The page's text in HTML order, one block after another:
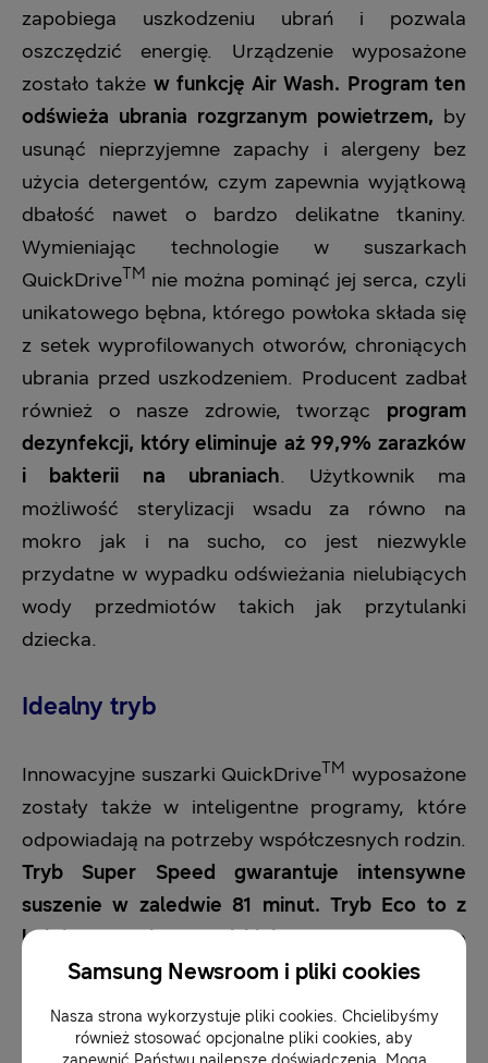
zapobiega uszkodzeniu ubrań i pozwala
oszczędzić energię. Urządzenie wyposażone
zostało także w funkcję Air Wash. Program ten
odświeża ubrania rozgrzanym powietrzem, by
usunąć nieprzyjemne zapachy i alergeny bez
użycia detergentów, czym zapewnia wyjątkową
dbałość nawet o bardzo delikatne tkaniny.
Wymieniając technologie w suszarkach
QuickDriveTM nie można pominąć jej serca, czyli
unikatowego bębna, którego powłoka składa się
z setek wyproﬁlowanych otworów, chroniących
ubrania przed uszkodzeniem. Producent zadbał
również o nasze zdrowie, tworząc program
dezynfekcji, który eliminuje aż 99,9% zarazków
i bakterii na ubraniach. Użytkownik ma
możliwość sterylizacji wsadu za równo na
mokro jak i na sucho, co jest niezwykle
przydatne w wypadku odświeżania nielubiących
wody przedmiotów takich jak przytulanki
dziecka.
Idealny tryb
Innowacyjne suszarki QuickDriveTM wyposażone
zostały także w inteligentne programy, które
odpowiadają na potrzeby współczesnych rodzin.
Tryb Super Speed gwarantuje intensywne
suszenie w zaledwie 81 minut. Tryb Eco to z
kolei suszenie w niskiej temperaturze,co
zapewnia oszczędność energii. Urządzenie
wyposażone zostało także w technologię
pompy ciepła, która zamiast grzałki do
Samsung Newsroom i pliki cookies
Nasza strona wykorzystuje pliki cookies. Chcielibyśmy
również stosować opcjonalne pliki cookies, aby